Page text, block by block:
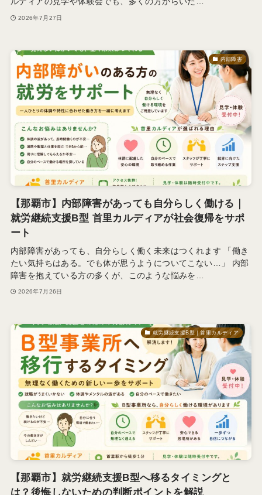
2026年7月27日
内部障害
【那覇市】内部障害があっても自分らしく働ける｜
就労継続支援B型 首里カルディアが社会復帰をサポ
ート
内部障害があっても、自分らしく働く未来はつくれます 「働き
たい気持ちはある。でも体が思うようについてこない…」 内部
障害を抱えている方の多くが、このような悩みを…
2026年7月26日
就労継続支援B型｜首里カルディア
【那覇市】就労継続支援B型へ移るタイミングと
は？後悔しないための判断ポイントを解説